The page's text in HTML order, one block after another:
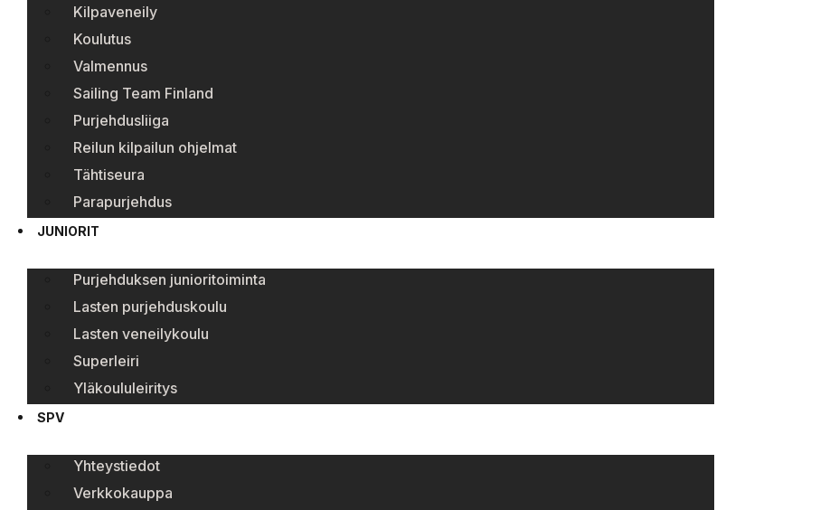
Kilpaveneily
Koulutus
Valmennus
Sailing Team Finland
Purjehdusliiga
Reilun kilpailun ohjelmat
Tähtiseura
Parapurjehdus
JUNIORIT
Purjehduksen junioritoiminta
Lasten purjehduskoulu
Lasten veneilykoulu
Superleiri
Yläkoululeiritys
SPV
Yhteystiedot
Verkkokauppa